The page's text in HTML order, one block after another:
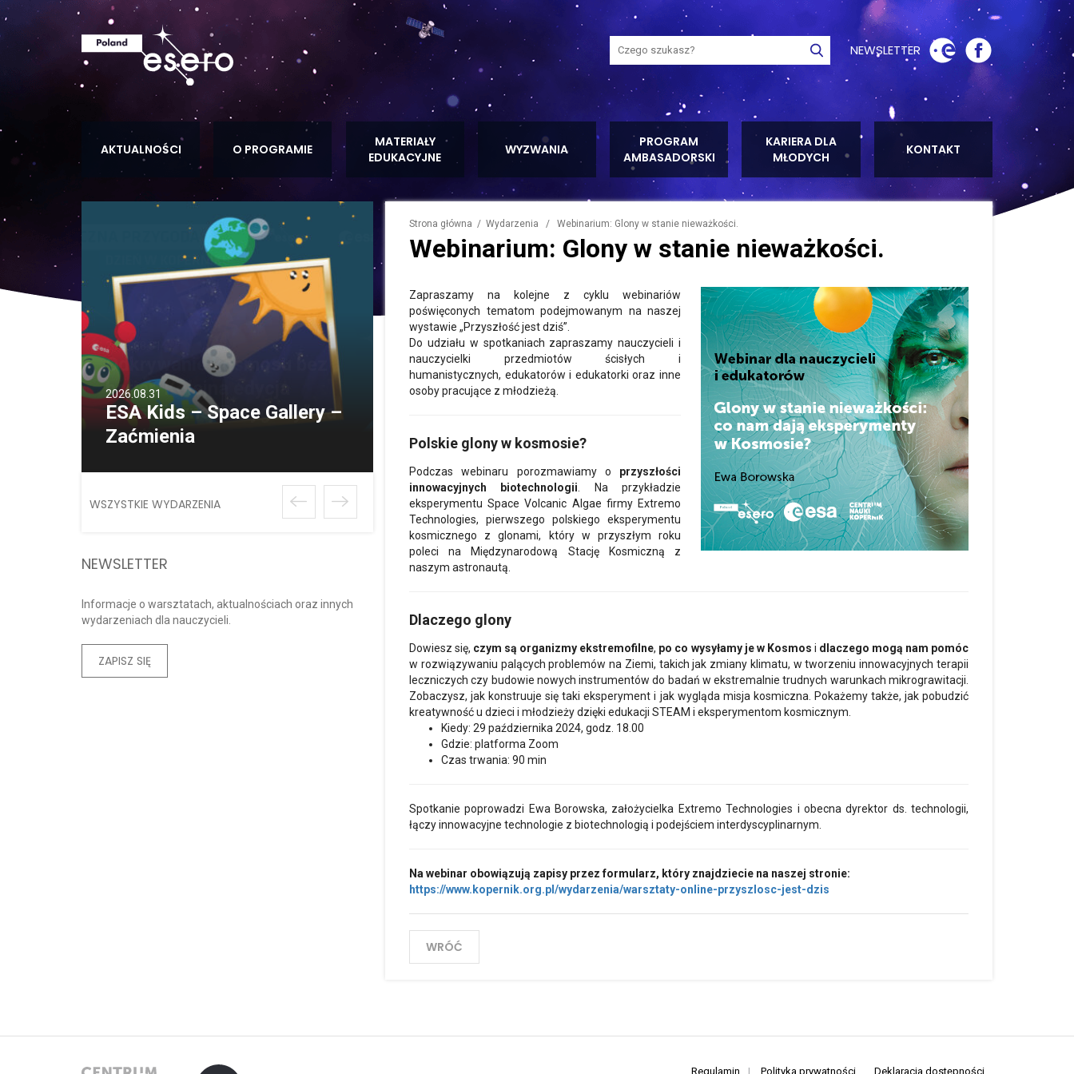
NEWSLETTER
AKTUALNOŚCI O PROGRAMIE
MATERIAŁY
EDUKACYJNE
WYZWANIA
PROGRAM
AMBASADORSKI
KARIERA DLA
MŁODYCH
KONTAKT
Wyszukaj na stronie Szukaj
2026.08.31
ESA Kids – Space Gallery –
Zaćmienia
WSZYSTKIE WYDARZENIA
NEWSLETTER
Informacje o warsztatach, aktualnościach oraz innych
wydarzeniach dla nauczycieli.
ZAPISZ SIĘ
Strona główna / Wydarzenia / Webinarium: Glony w stanie nieważkości.
Webinarium: Glony w stanie nieważkości.
Zapraszamy na kolejne z cyklu webinariów
poświęconych tematom podejmowanym na naszej
wystawie „Przyszłość jest dziś”.
Do udziału w spotkaniach zapraszamy nauczycieli i
nauczycielki przedmiotów ścisłych i
humanistycznych, edukatorów i edukatorki oraz inne
osoby pracujące z młodzieżą.
Polskie glony w kosmosie?
Podczas webinaru porozmawiamy o przyszłości
innowacyjnych biotechnologii . Na przykładzie
eksperymentu Space Volcanic Algae firmy Extremo
Technologies, pierwszego polskiego eksperymentu
kosmicznego z glonami, który w przyszłym roku
poleci na Międzynarodową Stację Kosmiczną z
naszym astronautą.
Dlaczego glony
Dowiesz się, czym są organizmy ekstremofilne, po co wysyłamy je w Kosmos i dlaczego mogą nam pomóc
w rozwiązywaniu palących problemów na Ziemi, takich jak zmiany klimatu, w tworzeniu innowacyjnych terapii
leczniczych czy budowie nowych instrumentów do badań w ekstremalnie trudnych warunkach mikrograwitacji.
Zobaczysz, jak konstruuje się taki eksperyment i jak wygląda misja kosmiczna. Pokażemy także, jak pobudzić
kreatywność u dzieci i młodzieży dzięki edukacji STEAM i eksperymentom kosmicznym.
Kiedy: 29 października 2024, godz. 18.00
Gdzie: platforma Zoom
Czas trwania: 90 min
Spotkanie poprowadzi Ewa Borowska, założycielka Extremo Technologies i obecna dyrektor ds. technologii,
łączy innowacyjne technologie z biotechnologią i podejściem interdyscyplinarnym.
Na webinar obowiązują zapisy przez formularz, który znajdziecie na naszej stronie:
https://www.kopernik.org.pl/wydarzenia/warsztaty-online-przyszlosc-jest-dzis
WRÓĆ
Regulamin | Polityka prywatności Deklaracja dostępności